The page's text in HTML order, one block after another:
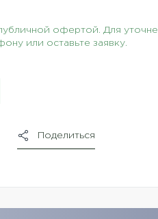
офертой. Для
или оставьте заявку.
Поделиться